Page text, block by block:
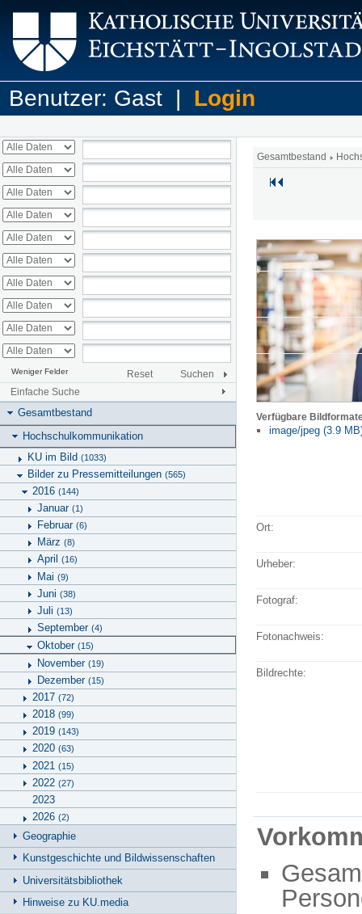
Benutzer: Gast | Login
Weniger Felder Reset
Suchen
Einfache Suche
Gesamtbestand
Hochschulkommunikation
KU im Bild (1033)
Bilder zu Pressemitteilungen (565)
2016 (144)
Januar (1)
Februar (6)
März (8)
April (16)
Mai (9)
Juni (38)
Juli (13)
September (4)
Oktober (15)
November (19)
Dezember (15)
2017 (72)
2018 (99)
2019 (143)
2020 (63)
2021 (15)
2022 (27)
2023
2026 (2)
Geographie
Kunstgeschichte und Bildwissenschaften
Universitätsbibliothek
Hinweise zu KU.media
Gesamtbestand
Verfügbare
image/jpeg (3.9
Ort:
Urheber:
Fotograf:
Fotonachweis:
Bildrechte: